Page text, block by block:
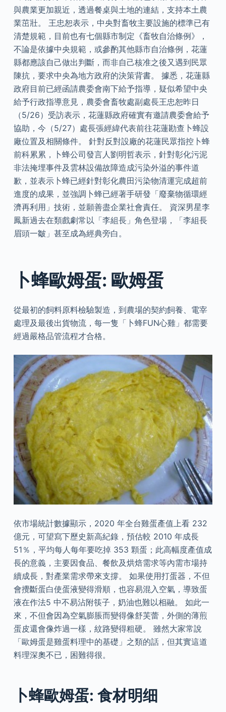
與農業更加親近，透過餐桌與土地的連結，支持本土農
業茁壯。 王忠恕表示，中央對畜牧主要設施的標準已有
清楚規範，目前也有七個縣市制定《畜牧自治條例》，
不論是依據中央規範，或參酌其他縣市自治條例，花蓮
縣都應該自己做出判斷，而非自己核准之後又遇到民眾
陳抗，要求中央為地方政府的決策背書。 據悉，花蓮縣
政府目前已經函請農委會南下給予指導，疑似希望中央
給予行政指導意見，農委會畜牧處副處長王忠恕昨日
（5/26）受訪表示，花蓮縣政府確實有邀請農委會給予
協助，今（5/27）處長張經緯代表前往花蓮勘查卜蜂設
廠位置及相關條件。 針對反對設廠的花蓮民眾指控卜蜂
前科累累，卜蜂公司發言人劉明哲表示，針對彰化污泥
非法掩埋事件及雲林設備故障造成污染外溢的事件道
歉，並表示卜蜂已經針對彰化農田污染物清運完成超前
進度的成果，並強調卜蜂已經著手研發「廢棄物循環經
濟再利用」技術，並願善盡企業社會責任。 資深男星李
鳳新過去在類戲劇常以「李組長」角色登場，「李組長
眉頭一皺」甚至成為經典旁白。
卜蜂歐姆蛋: 歐姆蛋
從最初的飼料原料檢驗製造，到農場的契約飼養、電宰
處理及最後出貨物流，每一隻「卜蜂FUN心雞」都需要
經過嚴格品管流程才合格。
依市場統計數據顯示，2020 年全台雞蛋產值上看 232
億元，可望寫下歷史新高紀錄，預估較 2010 年成長
51％，平均每人每年要吃掉 353 顆蛋；此高幅度產值成
長的意義，主要因食品、餐飲及烘焙需求等內需市場持
續成長，對產業需求帶來支撐。 如果使用打蛋器，不但
會攪斷蛋白使蛋液變得滑順，也容易混入空氣，導致蛋
液在作法5 中不易沾附筷子，奶油也難以相融。 如此一
來，不但會因為空氣膨脹而變得像舒芙蕾，外側的薄煎
蛋皮還會像炸過一樣，紋路變得粗硬。 雖然大家常說
「歐姆蛋是雞蛋料理中的基礎」之類的話，但其實這道
料理深奧不已，困難得很。
卜蜂歐姆蛋: 食材明细